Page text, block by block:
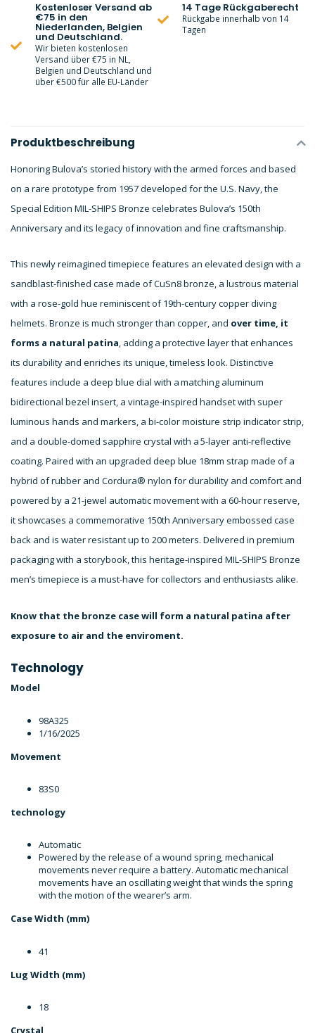
Kostenloser Versand ab
€75 in den
Niederlanden, Belgien
und Deutschland.
Wir bieten kostenlosen
Versand über €75 in NL,
Belgien und Deutschland und
über €500 für alle EU-Länder
14 Tage Rückgaberecht
Rückgabe innerhalb von 14
Tagen
Produktbeschreibung
Honoring Bulova’s storied history with the armed forces and based
on a rare prototype from 1957 developed for the U.S. Navy, the
Special Edition MIL-SHIPS Bronze celebrates Bulova’s 150th
Anniversary and its legacy of innovation and fine craftsmanship.
This newly reimagined timepiece features an elevated design with a
sandblast-finished case made of CuSn8 bronze, a lustrous material
with a rose-gold hue reminiscent of 19th-century copper diving
helmets. Bronze is much stronger than copper, and over time, it
forms a natural patina, adding a protective layer that enhances
its durability and enriches its unique, timeless look. Distinctive
features include a deep blue dial with a matching aluminum
bidirectional bezel insert, a vintage-inspired handset with super
luminous hands and markers, a bi-color moisture strip indicator strip,
and a double-domed sapphire crystal with a 5-layer anti-reflective
coating. Paired with an upgraded deep blue 18mm strap made of a
hybrid of rubber and Cordura® nylon for durability and comfort and
powered by a 21-jewel automatic movement with a 60-hour reserve,
it showcases a commemorative 150th Anniversary embossed case
back and is water resistant up to 200 meters. Delivered in premium
packaging with a storybook, this heritage-inspired MIL-SHIPS Bronze
men’s timepiece is a must-have for collectors and enthusiasts alike.
Know that the bronze case will form a natural patina after
exposure to air and the enviroment.
Technology
Model
98A325
1/16/2025
Movement
83S0
technology
Automatic
Powered by the release of a wound spring, mechanical
movements never require a battery. Automatic mechanical
movements have an oscillating weight that winds the spring
with the motion of the wearer’s arm.
Case Width (mm)
41
Lug Width (mm)
18
Crystal